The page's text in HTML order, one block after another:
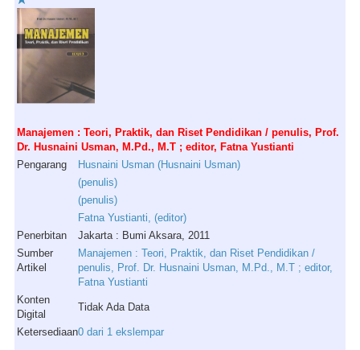
Manajemen : Teori, Praktik, dan Riset Pendidikan / penulis, Prof.
Dr. Husnaini Usman, M.Pd., M.T ; editor, Fatna Yustianti
Pengarang
Husnaini Usman (Husnaini Usman)
(penulis)
(penulis)
Fatna Yustianti, (editor)
Penerbitan
Jakarta : Bumi Aksara, 2011
Sumber
Artikel
Manajemen : Teori, Praktik, dan Riset Pendidikan /
penulis, Prof. Dr. Husnaini Usman, M.Pd., M.T ; editor,
Fatna Yustianti
Konten
Digital
Tidak Ada Data
Ketersediaan0 dari 1 ekslempar